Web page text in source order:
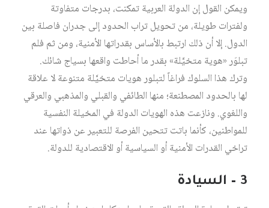
ويمكن القول إن الدولة العربية تمكنت، بدرجات متفاوتة
ولفترات طويلة، من تحويل تراب الحدود إلى جدران فاصلة بين
الدول. إلا أن ذلك ارتبط بالأساس بقدراتها الأمنية، ومن ثم فلم
تبلوَر «هوية متخيَّلة» بقدر ما أحاطت واقعها بسياج شائك.
وترك هذا السلوك فراغاً لتبلور هويات متخيَّلة متنوعة لا علاقة
لها بالحدود المصطنعة؛ منها الطائفي والقبلي والمذهبي والعرقي
واللغوي. ونازعت هذه الهويات الدولة في المخيلة النفسية
للمواطنين، كأنما باتت تتحين الفرصة للتعبير عن ذواتها عند
تراخي القدرات الأمنية أو السياسية أو الاقتصادية للدولة.
3 – السيادة